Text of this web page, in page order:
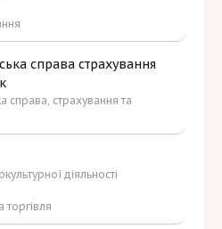
справа страхування
справа, страхування та
діяльності
торгівля